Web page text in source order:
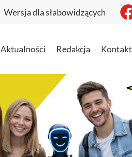
Wersja dla słabowidzących
Aktualności Redakcja Kontakt